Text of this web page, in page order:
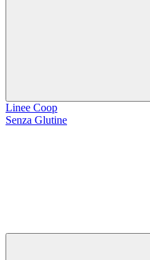
Linee Coop
Senza Glutine